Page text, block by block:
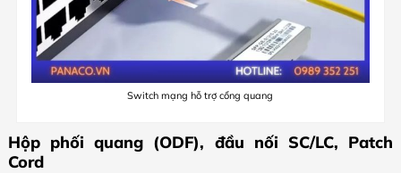
Switch mạng hỗ trợ cổng quang
Hộp phối quang (ODF), đầu nối SC/LC, Patch
Cord